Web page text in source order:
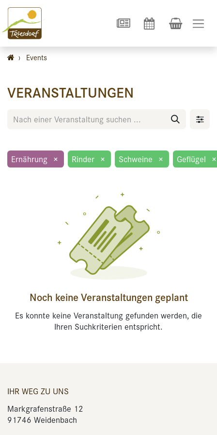
› Events
VERANSTALTUNGEN
Ernährung × Rinder × Schweine × Geflügel ×
Noch keine Veranstaltungen geplant
Es konnte keine Veranstaltung gefunden werden, die
Ihren Suchkriterien entspricht.
IHR WEG ZU UNS
Markgrafenstraße 12
91746 Weidenbach